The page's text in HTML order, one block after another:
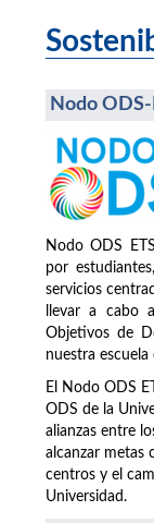
Nodo ODS-
Nodo ODS
por
servicios
llevar a cabo
Objetivos de
nuestra
El Nodo ODS
ODS de la
alianzas entre
alcanzar metas
centros y el
Universidad.